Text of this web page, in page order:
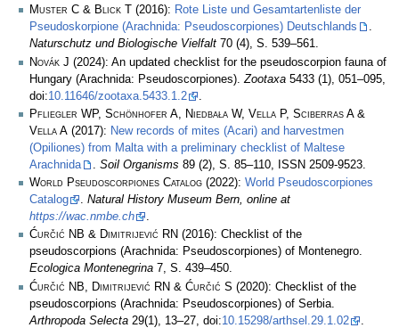
Muster C & Blick T
(2016): Rote Liste und Gesamtartenliste der
Pseudoskorpione (Arachnida: Pseudoscorpiones) Deutschlands
.
Naturschutz und Biologische Vielfalt 70 (4), S. 539–561.
Novák J (2024): An updated checklist for the pseudoscorpion fauna of
Hungary (Arachnida: Pseudoscorpiones). Zootaxa 5433 (1), 051–095,
doi:10.11646/zootaxa.5433.1.2
Pfliegler WP, Schönhofer A, Niedbała W, Vella P, Sciberras A &
Vella A (2017): New records of mites (Acari) and harvestmen
(Opiliones) from Malta with a preliminary checklist of Maltese
Arachnida
. Soil Organisms 89 (2), S. 85–110, ISSN 2509-9523.
World Pseudoscorpiones Catalog (2022): World Pseudoscorpiones
Catalog
. Natural History Museum Bern, online at
https://wac.nmbe.ch
.
Ćurčić NB & Dimitrijević RN (2016): Checklist of the
pseudoscorpions (Arachnida: Pseudoscorpiones) of Montenegro.
Ecologica Montenegrina 7, S. 439–450.
Ćurčić NB, Dimitrijević RN & Ćurčić S (2020): Checklist of the
pseudoscorpions (Arachnida: Pseudoscorpiones) of Serbia.
Arthropoda Selecta 29(1), 13–27, doi:10.15298/arthsel.29.1.02